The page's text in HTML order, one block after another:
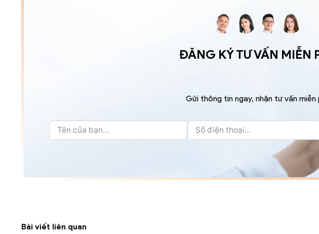
ĐĂNG KÝ TƯ VẤN MIỄN
Gửi thông tin ngay, nhận tư vấn miễn
Bài viết liên quan